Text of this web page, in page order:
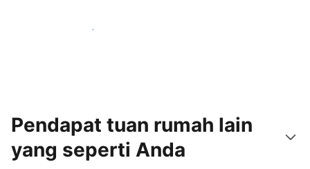
Jangkau tamu baru hari ini
Pendapat tuan rumah lain
yang seperti Anda